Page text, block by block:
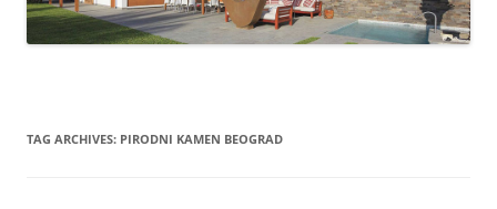
TAG ARCHIVES: PIRODNI KAMEN BEOGRAD